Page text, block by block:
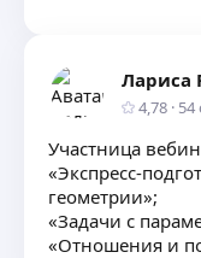
Лариса
4,78 · 54
Участница
«Экспресс-
геометрии»;
«Задачи с
«Отношения и